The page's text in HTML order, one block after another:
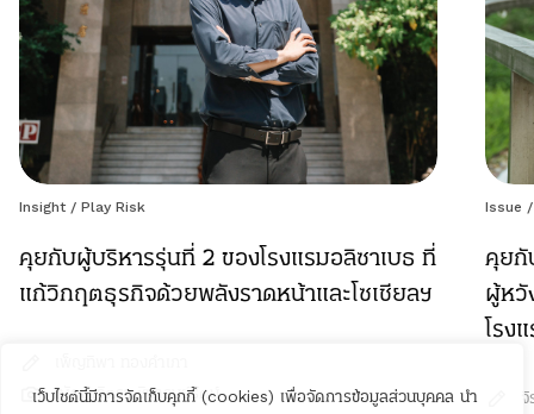
เว็บไซต์นี้มีการจัดเก็บคุกกี้ (cookies) เพื่อจัดการข้อมูลส่วนบุคคล นำ
Insight / Play Risk
คุยกับผู้บริหารรุ่นที่ 2 ของโรงแรมอลิซาเบธ ที่
แก้วิกฤตธุรกิจด้วยพลังราดหน้าและโซเชียลฯ
ณัฎฐาจิตรา ชินารมย์รัตน์
Issue
คุยกั
ผู้หวั
โรง